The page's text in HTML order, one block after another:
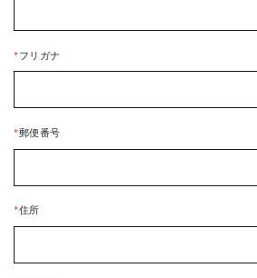
*フリガナ
*郵便番号
*住所